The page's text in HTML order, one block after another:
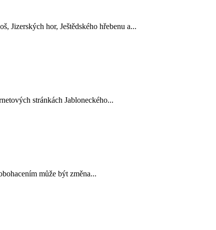
Jizerských hor, Ještědského hřebenu a...
stránkách Jabloneckého...
může být změna...